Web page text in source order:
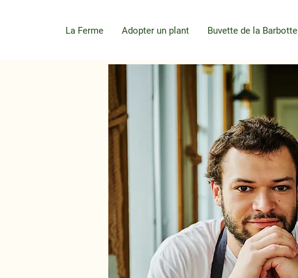
La Ferme Adopter un plant Buvette de la Barbotte